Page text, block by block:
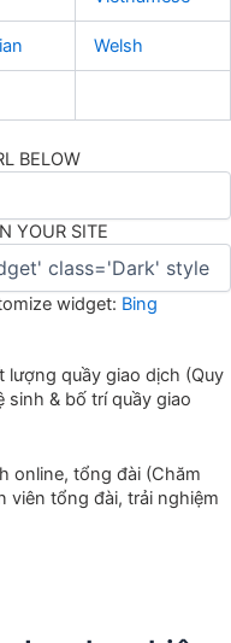
Welsh
BELOW
YOUR SITE
widget: Bing
lượng quầy giao dịch (Quy
sinh & bố trí quầy giao
online, tổng đài (Chăm
viên tổng đài, trải nghiệm